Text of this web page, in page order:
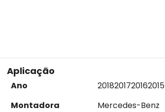
Aplicação
Ano 2018201720162015
Montadora
Mercedes-Benz